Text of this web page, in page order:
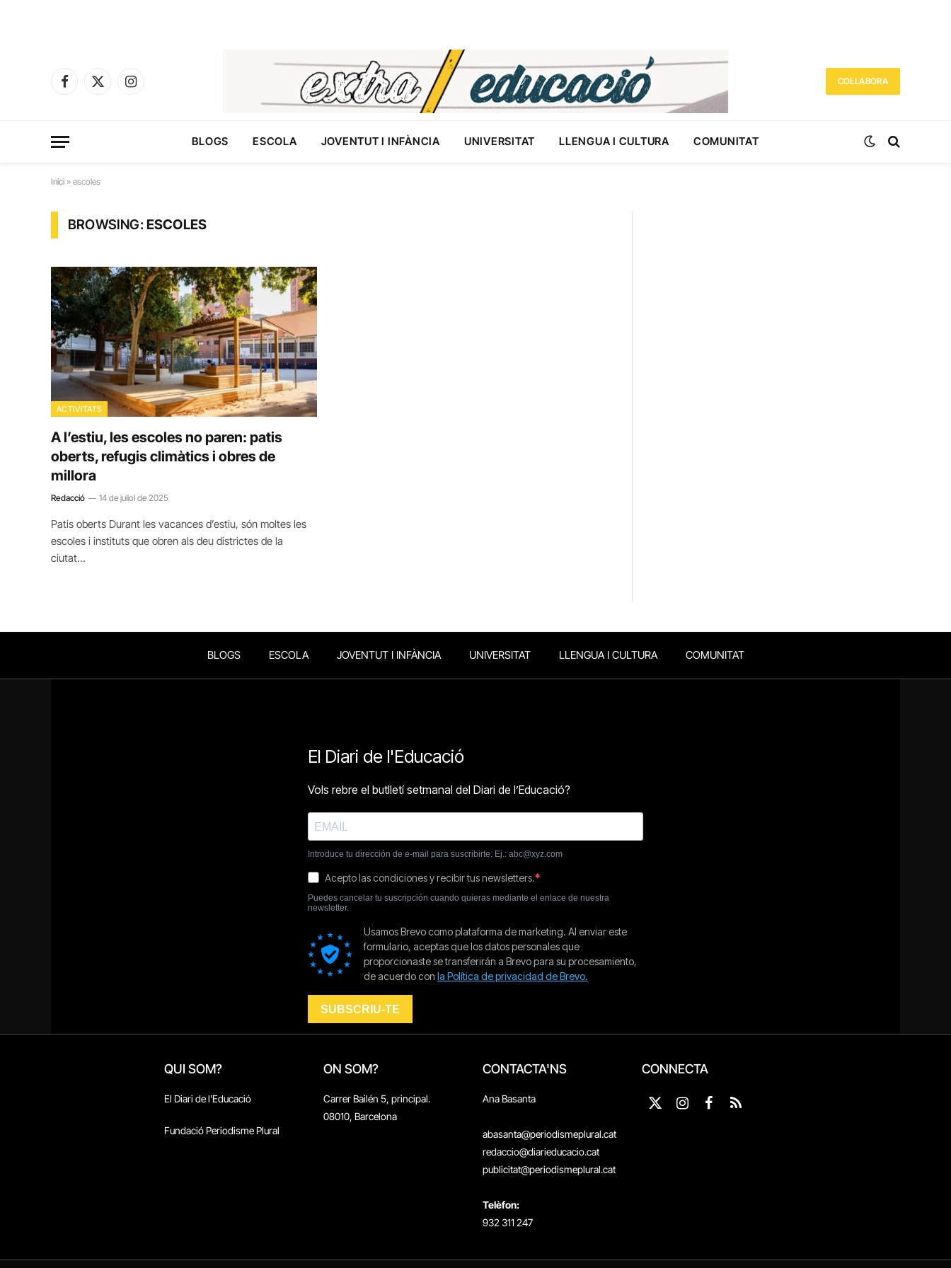
Facebook
X
Instagram
COL·LABORA
BLOGS ESCOLA JOVENTUT I INFÀNCIA UNIVERSITAT LLENGUA I CULTURA COMUNITAT
Inici » escoles
BROWSING:ESCOLES
ACTIVITATS
A l’estiu, les escoles no paren: patis
oberts, refugis climàtics i obres de
millora
Redacció 14 de juliol de 2025
Patis oberts Durant les vacances d’estiu, són moltes les
escoles i instituts que obren als deu districtes de la
ciutat…
BLOGS ESCOLA JOVENTUT I INFÀNCIA UNIVERSITAT LLENGUA I CULTURA COMUNITAT
QUI SOM?
El Diari de l'Educació
Fundació Periodisme Plural
ON SOM?
Carrer Bailén 5, principal.
08010, Barcelona
CONTACTA'NS
Ana Basanta
abasanta@periodismeplural.cat
redaccio@diarieducacio.cat
publicitat@periodismeplural.cat
Telèfon:
932 311 247
CONNECTA
X
InstagramFacebook
RSS